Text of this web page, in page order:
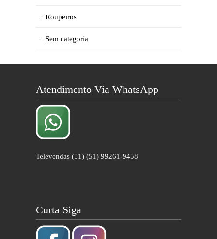
Roupeiros
Sem categoria
Atendimento Via WhatsApp
Televendas (51) (51) 99261-9458
Curta Siga